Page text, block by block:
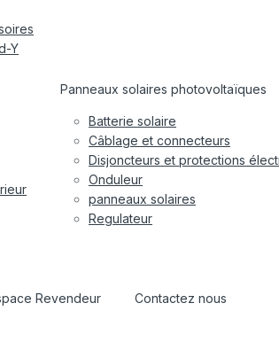
Y
Panneaux solaires photovoltaïques
Batterie solaire
Câblage et connecteurs
Disjoncteurs et protections
Onduleur
panneaux solaires
Regulateur
Revendeur Contactez nous